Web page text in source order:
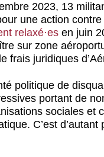
2023, 13
une action
relaxé·es en juin
sur zone
frais juridiques
politique de
portant de
sociales et
C’est